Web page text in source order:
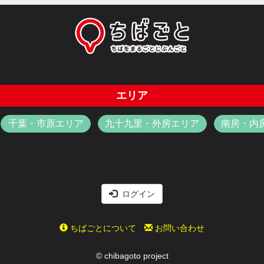
エリア
千葉・市原エリア 九十九里・外房エリア 南房・内
ログイン
ちばごとについて お問い合わせ
© chibagoto project